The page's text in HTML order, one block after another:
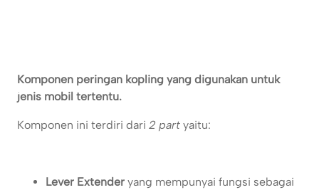
Komponen peringan kopling yang digunakan untuk
jenis mobil tertentu.
Komponen ini terdiri dari 2 part yaitu:
Lever Extender yang mempunyai fungsi sebagai